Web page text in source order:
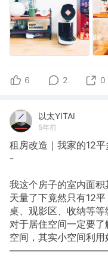
6 2 0
以太YITAI
5年前
租房改造｜我家的12
-
我这个房子的室内面
天量了下竟然只有12
桌、观影区、收纳等等
对于居住空间一定要
空间，其实小空间利用